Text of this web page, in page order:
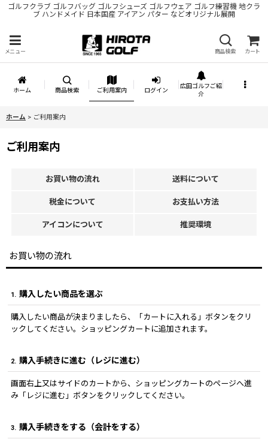
ゴルフクラブ ゴルフバッグ ゴルフシューズ ゴルフウェア ゴルフ練習機 地クラ
ブ ハンドメイド 日本国産 アイアン パター などオリジナル展開
メニュー 商品検索 カート
ホーム 商品検索 ご利用案内 ログイン
広田ゴルフご紹
介
ホーム > ご利用案内
ご利用案内
お買い物の流れ 送料について
税金について お支払い方法
アイコンについて 推奨環境
お買い物の流れ
1. 購入したい商品を選ぶ
購入したい商品が決まりましたら、「カートに入れる」ボタンをクリ
ックしてください。ショッピングカートに追加されます。
2. 購入手続きに進む（レジに進む）
画面右上又はサイドのカートから、ショッピングカートのページへ進
み「レジに進む」ボタンをクリックしてください。
3. 購入手続きをする（会計をする）